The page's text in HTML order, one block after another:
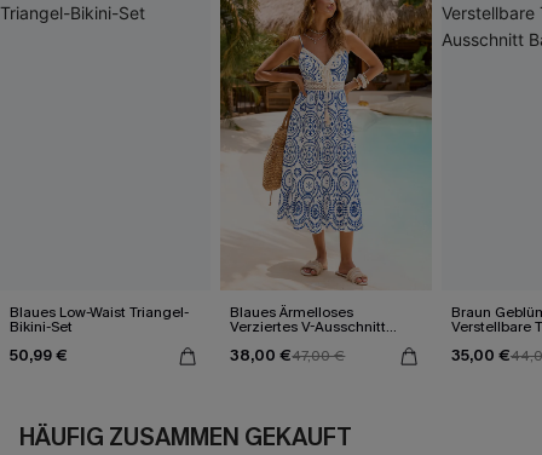
Blaues Low-Waist Triangel-
Bikini-Set
50,99 €
Blaues Ärmelloses
Verziertes V-Ausschnitt
38,00 €47,00 €
Braun
Verstellbare
35,00 €
HÄUFIG ZUSAMMEN GEKAUFT